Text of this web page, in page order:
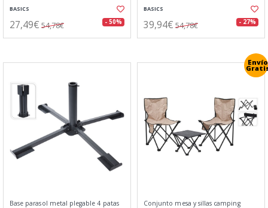
BASICS
27,49€ 54,78€ - 50%
BASICS
39,94€ 54,78€ - 27%
Base parasol metal plegable 4 patas
Envío
Conjunto mesa y sillas camping